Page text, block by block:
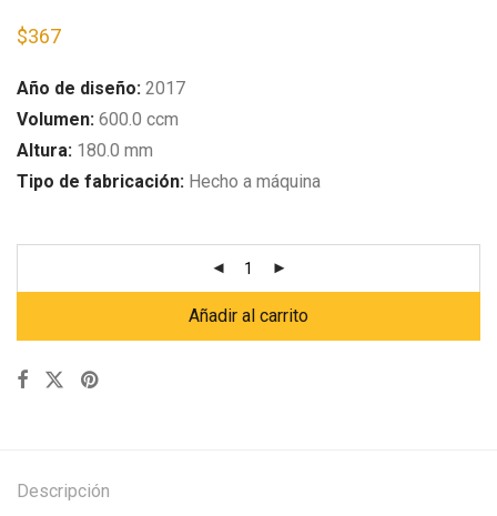
$367
Año de diseño: 2017
Volumen: 600.0 ccm
Altura: 180.0 mm
Tipo de fabricación: Hecho a máquina
Añadir al carrito
Descripción